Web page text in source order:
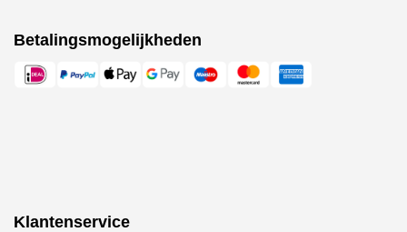
Betalingsmogelijkheden
Klantenservice